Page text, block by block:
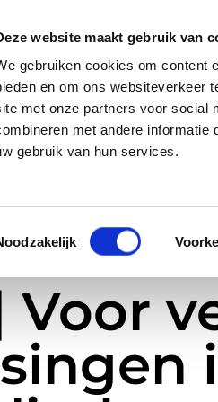
website maakt gebruik van
gebruiken cookies om content
en om ons websiteverkeer
met onze partners voor social
met andere informatie
gebruik van hun services.
Toestemmingsselectie
Home
in de voedselindustrie
Voor